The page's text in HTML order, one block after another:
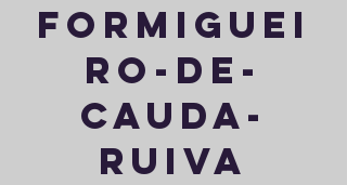
formiguei
ro-de-
cauda-
ruiva